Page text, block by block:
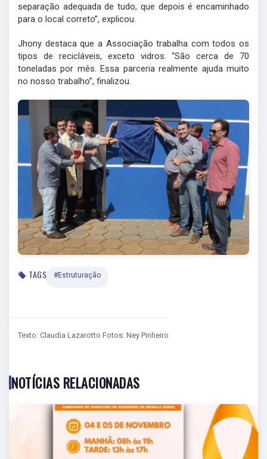
separação adequada de tudo, que depois é encaminhado
para o local correto”, explicou.
Jhony destaca que a Associação trabalha com todos os
tipos de recicláveis, exceto vidros. “São cerca de 70
toneladas por mês. Essa parceria realmente ajuda muito
no nosso trabalho”, finalizou.
TAGS #Estruturação
Texto: Claudia Lazarotto Fotos: Ney Pinheiro
NOTÍCIAS RELACIONADAS